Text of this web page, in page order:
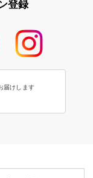
登録
届けします